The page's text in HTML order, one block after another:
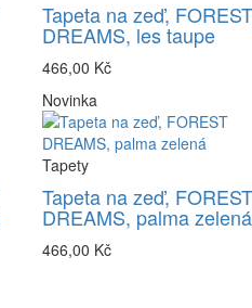
Tapeta na zeď, FOREST
DREAMS, les taupe
466,00 Kč
Novinka
Tapety
Tapeta na zeď, FOREST
DREAMS, palma zelená
466,00 Kč